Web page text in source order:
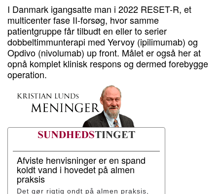
I Danmark igangsatte man i 2022 RESET-R, et
multicenter fase II-forsøg, hvor samme
patientgruppe får tilbudt en eller to serier
dobbeltimmunterapi med Yervoy (ipilimumab) og
Opdivo (nivolumab) up front. Målet er også her at
opnå komplet klinisk respons og dermed forebygge
operation.
Afviste henvisninger er en spand
koldt vand i hovedet på almen
praksis
Det gør rigtig ondt på almen praksis,